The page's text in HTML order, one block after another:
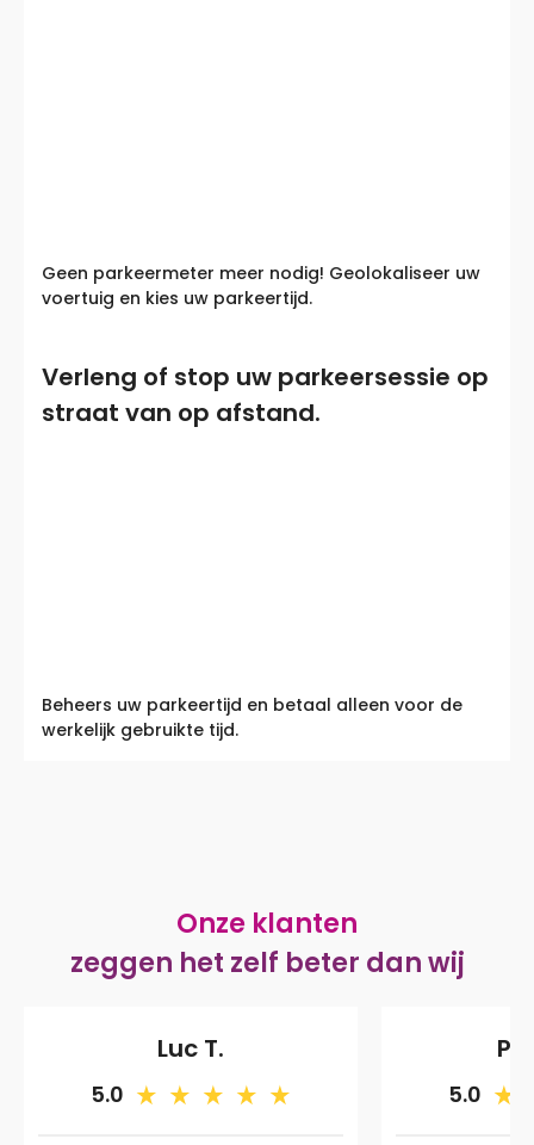
Geen parkeermeter meer nodig! Geolokaliseer uw
voertuig en kies uw parkeertijd.
Verleng of stop uw parkeersessie op
straat van op afstand.
Beheers uw parkeertijd en betaal alleen voor de
werkelijk gebruikte tijd.
Onze klanten
zeggen het zelf beter dan wij
Luc T.
5.0 5.0